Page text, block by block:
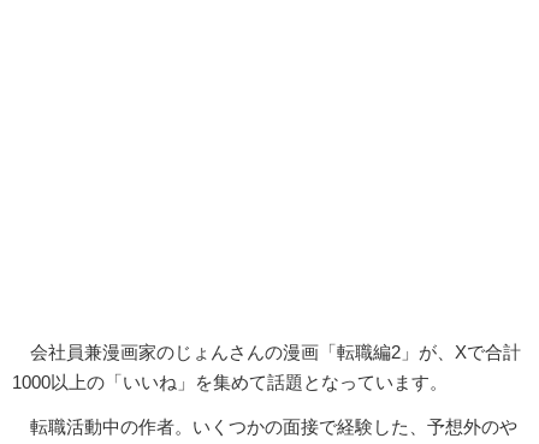
会社員兼漫画家のじょんさんの漫画「転職編2」が、Xで合計
1000以上の「いいね」を集めて話題となっています。
転職活動中の作者。いくつかの面接で経験した、予想外のや